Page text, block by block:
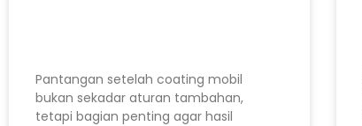
Pantangan setelah coating mobil
bukan sekadar aturan tambahan,
tetapi bagian penting agar hasil